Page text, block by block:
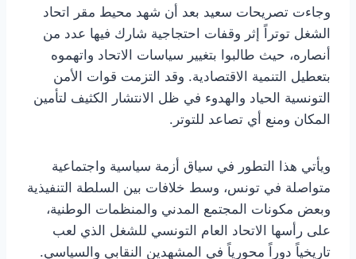
وجاءت تصريحات سعيد بعد أن شهد محيط مقر اتحاد
الشغل توتراً إثر وقفات احتجاجية شارك فيها عدد من
أنصاره، حيث طالبوا بتغيير سياسات الاتحاد واتهموه
بتعطيل التنمية الاقتصادية. وقد التزمت قوات الأمن
التونسية الحياد والهدوء في ظل الانتشار الكثيف لتأمين
المكان ومنع أي تصاعد للتوتر.
ويأتي هذا التطور في سياق أزمة سياسية واجتماعية
متواصلة في تونس، وسط خلافات بين السلطة التنفيذية
وبعض مكونات المجتمع المدني والمنظمات الوطنية،
على رأسها الاتحاد العام التونسي للشغل الذي لعب
تاريخياً دوراً محورياً في المشهدين النقابي والسياسي.